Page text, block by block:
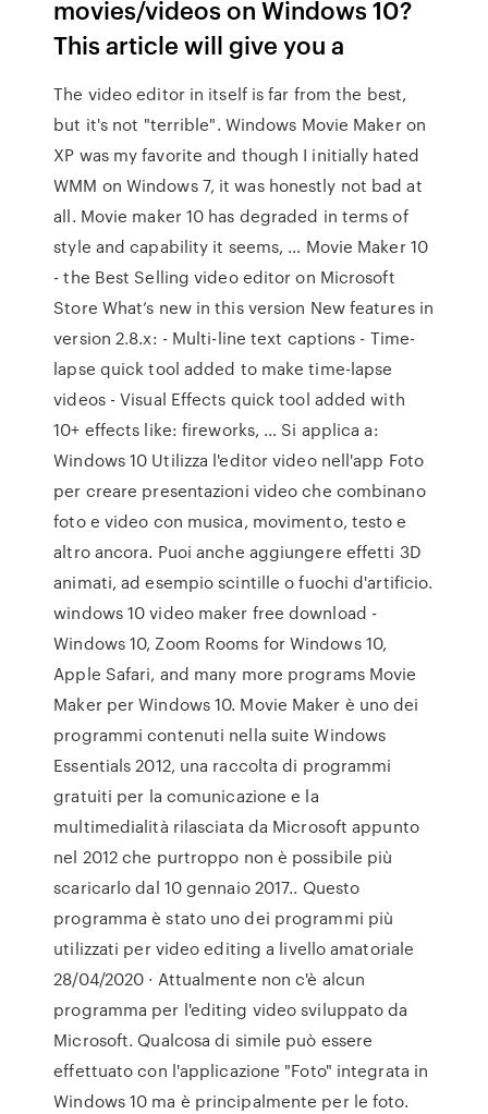
movies/videos on Windows 10?
This article will give you a
The video editor in itself is far from the best,
but it's not "terrible". Windows Movie Maker on
XP was my favorite and though I initially hated
WMM on Windows 7, it was honestly not bad at
all. Movie maker 10 has degraded in terms of
style and capability it seems, … Movie Maker 10
- the Best Selling video editor on Microsoft
Store What’s new in this version New features in
version 2.8.x: - Multi-line text captions - Time-
lapse quick tool added to make time-lapse
videos - Visual Effects quick tool added with
10+ effects like: fireworks, … Si applica a:
Windows 10 Utilizza l'editor video nell'app Foto
per creare presentazioni video che combinano
foto e video con musica, movimento, testo e
altro ancora. Puoi anche aggiungere effetti 3D
animati, ad esempio scintille o fuochi d'artificio.
windows 10 video maker free download -
Windows 10, Zoom Rooms for Windows 10,
Apple Safari, and many more programs Movie
Maker per Windows 10. Movie Maker è uno dei
programmi contenuti nella suite Windows
Essentials 2012, una raccolta di programmi
gratuiti per la comunicazione e la
multimedialità rilasciata da Microsoft appunto
nel 2012 che purtroppo non è possibile più
scaricarlo dal 10 gennaio 2017.. Questo
programma è stato uno dei programmi più
utilizzati per video editing a livello amatoriale
28/04/2020 · Attualmente non c'è alcun
programma per l'editing video sviluppato da
Microsoft. Qualcosa di simile può essere
effettuato con l'applicazione "Foto" integrata in
Windows 10 ma è principalmente per le foto.